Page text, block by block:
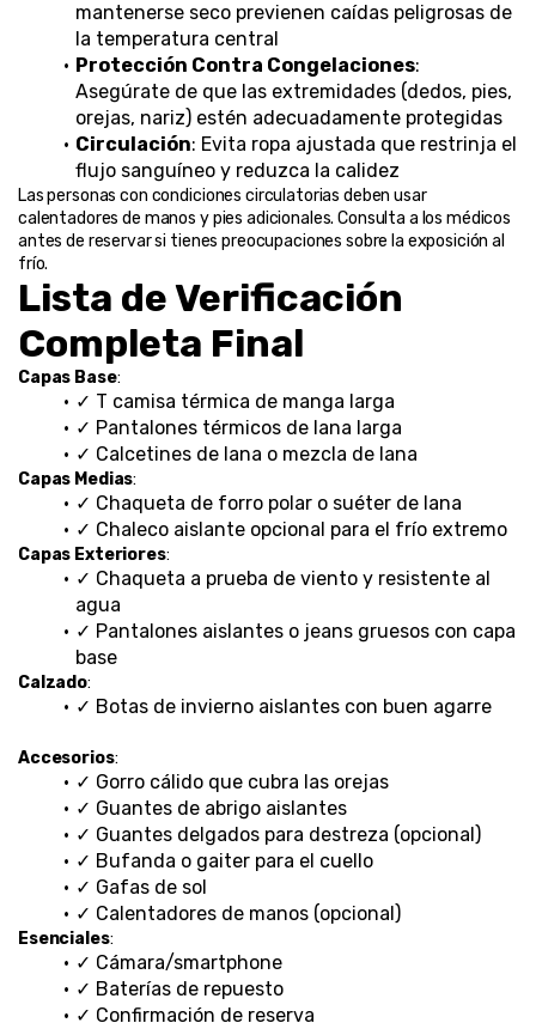
mantenerse seco previenen caídas peligrosas de
la temperatura central
Protección Contra Congelaciones:
Asegúrate de que las extremidades (dedos, pies,
orejas, nariz) estén adecuadamente protegidas
Circulación: Evita ropa ajustada que restrinja el
flujo sanguíneo y reduzca la calidez
Las personas con condiciones circulatorias deben usar
calentadores de manos y pies adicionales. Consulta a los médicos
antes de reservar si tienes preocupaciones sobre la exposición al
frío.
Lista de Verificación
Completa Final
Capas Base:
✓ T camisa térmica de manga larga
✓ Pantalones térmicos de lana larga
✓ Calcetines de lana o mezcla de lana
Capas Medias:
✓ Chaqueta de forro polar o suéter de lana
✓ Chaleco aislante opcional para el frío extremo
Capas Exteriores:
✓ Chaqueta a prueba de viento y resistente al
agua
✓ Pantalones aislantes o jeans gruesos con capa
base
Calzado:
✓ Botas de invierno aislantes con buen agarre
Accesorios:
✓ Gorro cálido que cubra las orejas
✓ Guantes de abrigo aislantes
✓ Guantes delgados para destreza (opcional)
✓ Bufanda o gaiter para el cuello
✓ Gafas de sol
✓ Calentadores de manos (opcional)
Esenciales:
✓ Cámara/smartphone
✓ Baterías de repuesto
✓ Confirmación de reserva